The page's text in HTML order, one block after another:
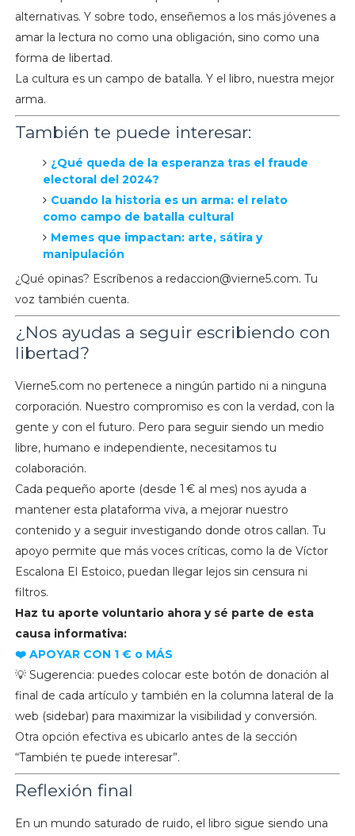
alternativas. Y sobre todo, enseñemos a los más jóvenes a
amar la lectura no como una obligación, sino como una
forma de libertad.
La cultura es un campo de batalla. Y el libro, nuestra mejor
arma.
También te puede interesar:
¿Qué queda de la esperanza tras el fraude
electoral del 2024?
Cuando la historia es un arma: el relato
como campo de batalla cultural
Memes que impactan: arte, sátira y
manipulación
¿Qué opinas? Escríbenos a redaccion@vierne5.com. Tu
voz también cuenta.
¿Nos ayudas a seguir escribiendo con
libertad?
Vierne5.com no pertenece a ningún partido ni a ninguna
corporación. Nuestro compromiso es con la verdad, con la
gente y con el futuro. Pero para seguir siendo un medio
libre, humano e independiente, necesitamos tu
colaboración.
Cada pequeño aporte (desde 1 € al mes) nos ayuda a
mantener esta plataforma viva, a mejorar nuestro
contenido y a seguir investigando donde otros callan. Tu
apoyo permite que más voces críticas, como la de Víctor
Escalona El Estoico, puedan llegar lejos sin censura ni
filtros.
Haz tu aporte voluntario ahora y sé parte de esta
causa informativa:
❤️ APOYAR CON 1 € o MÁS
💡 Sugerencia: puedes colocar este botón de donación al
final de cada artículo y también en la columna lateral de la
web (sidebar) para maximizar la visibilidad y conversión.
Otra opción efectiva es ubicarlo antes de la sección
“También te puede interesar”.
Reflexión final
En un mundo saturado de ruido, el libro sigue siendo una